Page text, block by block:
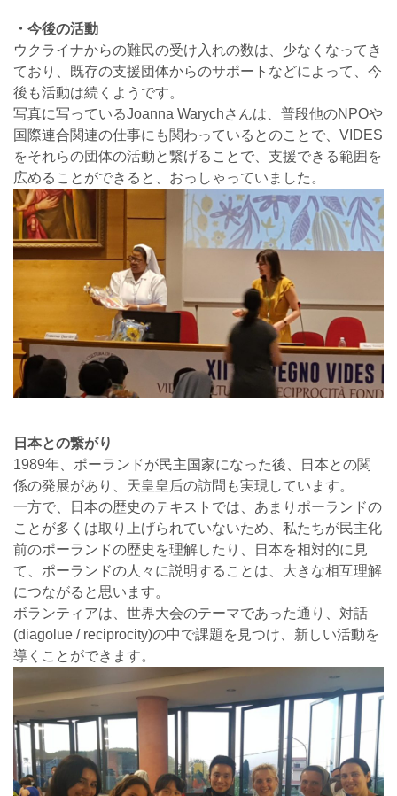
・今後の活動
ウクライナからの難民の受け入れの数は、少なくなってき
ており、既存の支援団体からのサポートなどによって、今
後も活動は続くようです。
写真に写っているJoanna Warychさんは、普段他のNPOや
国際連合関連の仕事にも関わっているとのことで、VIDES
をそれらの団体の活動と繋げることで、支援できる範囲を
広めることができると、おっしゃっていました。
日本との繋がり
1989年、ポーランドが民主国家になった後、日本との関
係の発展があり、天皇皇后の訪問も実現しています。
一方で、日本の歴史のテキストでは、あまりポーランドの
ことが多くは取り上げられていないため、私たちが民主化
前のポーランドの歴史を理解したり、日本を相対的に見
て、ポーランドの人々に説明することは、大きな相互理解
につながると思います。
ボランティアは、世界大会のテーマであった通り、対話
(diagolue / reciprocity)の中で課題を見つけ、新しい活動を
導くことができます。